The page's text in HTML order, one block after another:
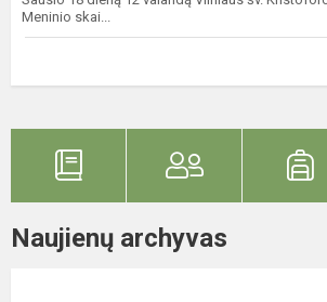
Meninio skai...
Naujienų archyvas